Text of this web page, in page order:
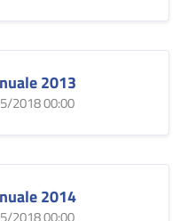
2013
2018 00:00
2014